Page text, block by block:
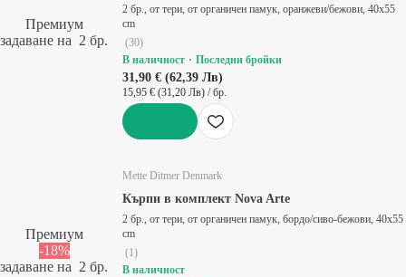
Премиум
задаване на 2 бр.
2 бр., от тери, от органичен памук, оранжеви/бежови, 40x55
cm
(30)
В наличност
Последни бройки
31,90 € (62,39 Лв)
15,95 € (31,20 Лв) / бр.
Премиум
-18%
задаване на 2 бр.
Mette Ditmer Denmark
Кърпи в комплект Nova Arte
2 бр., от тери, от органичен памук, бордо/сиво-бежови, 40x55
cm
(1)
В наличност